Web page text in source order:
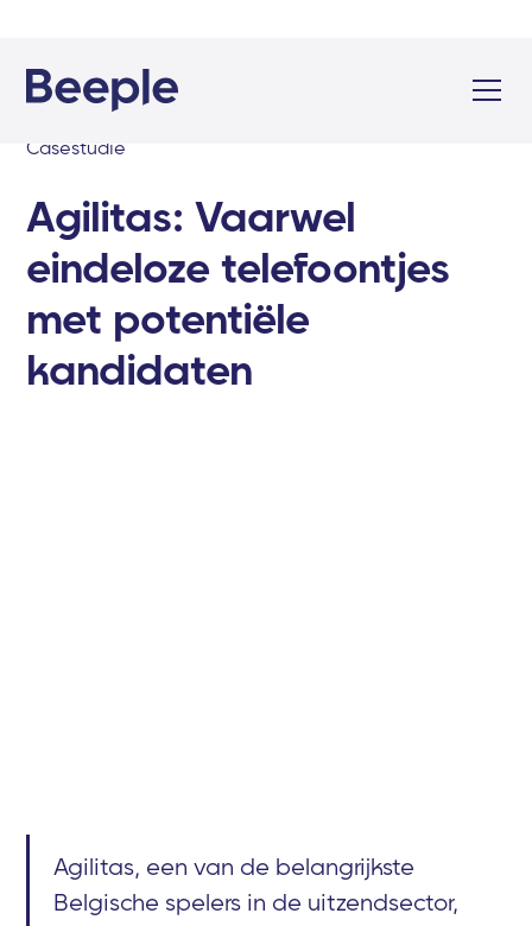
Casestudie
Agilitas: Vaarwel
eindeloze telefoontjes
met potentiële
kandidaten
Agilitas, een van de belangrijkste
Belgische spelers in de uitzendsector,